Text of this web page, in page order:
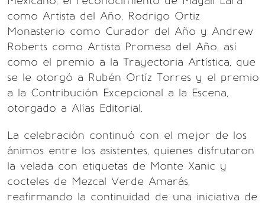
como Artista del Año, Rodrigo Ortiz
Monasterio como Curador del Año y Andrew
Roberts como Artista Promesa del Año, así
como el premio a la Trayectoria Artística, que
se le otorgó a Rubén Ortíz Torres y el premio
a la Contribución Excepcional a la Escena,
otorgado a Alías Editorial.
La celebración continuó con el mejor de los
ánimos entre los asistentes, quienes disfrutaron
la velada con etiquetas de Monte Xanic y
cocteles de Mezcal Verde Amarás,
reafirmando la continuidad de una iniciativa de